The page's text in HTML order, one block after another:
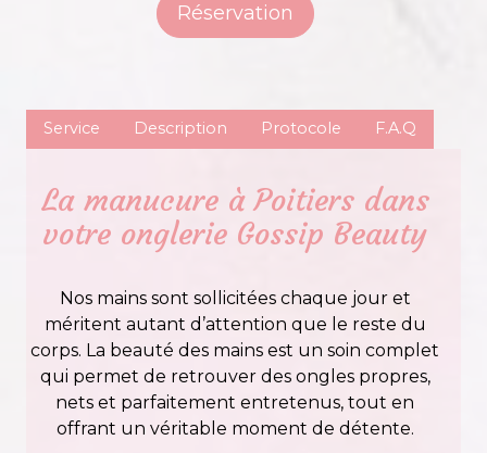
Réservation
Service Description Protocole F.A.Q
La manucure à Poitiers dans
votre onglerie Gossip Beauty
Nos mains sont sollicitées chaque jour et
méritent autant d’attention que le reste du
corps. La beauté des mains est un soin complet
qui permet de retrouver des ongles propres,
nets et parfaitement entretenus, tout en
offrant un véritable moment de détente.